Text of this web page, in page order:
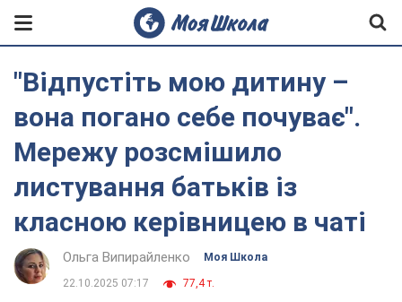
"Відпустіть мою дитину –
вона погано себе почуває".
Мережу розсмішило
листування батьків із
класною керівницею в чаті
Ольга Випирайленко Моя Школа
22.10.2025 07:17 77,4 т.